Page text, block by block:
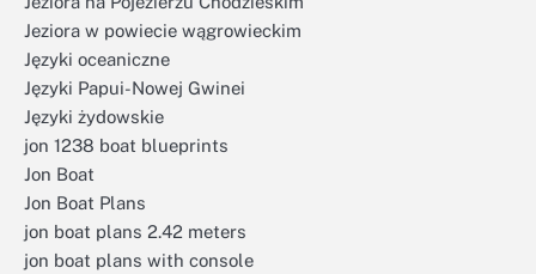
Jeziora w powiecie wągrowieckim
Języki oceaniczne
Języki Papui-Nowej Gwinei
Języki żydowskie
jon 1238 boat blueprints
Jon Boat
Jon Boat Plans
jon boat plans 2.42 meters
jon boat plans with console